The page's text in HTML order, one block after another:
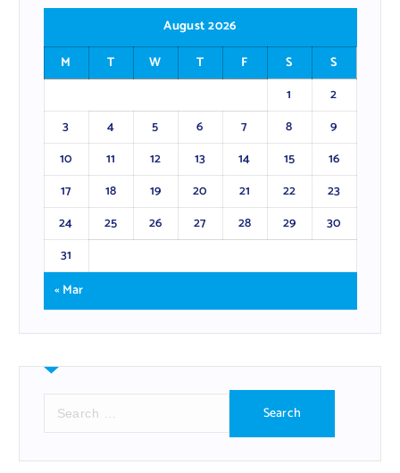
August 2026
M
T W T F S
S
1
2
3
4 5 6 7 8
9
10
11 12 13 14 15
16
17
18 19 20 21 22
23
24
25 26 27 28 29
30
31
« Mar
r